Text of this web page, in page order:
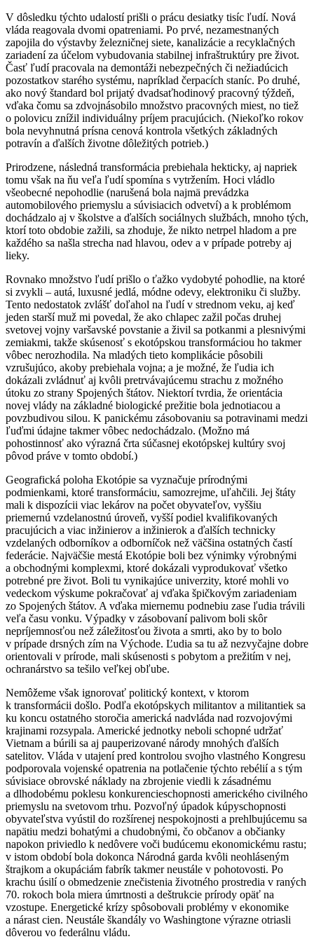
V dôsledku týchto udalostí prišli o prácu desiatky tisíc ľudí. Nová
vláda reagovala dvomi opatreniami. Po prvé, nezamestnaných
zapojila do výstavby železničnej siete, kanalizácie a recyklačných
zariadení za účelom vybudovania stabilnej infraštruktúry pre život.
Časť ľudí pracovala na demontáži nebezpečných či nežiadúcich
pozostatkov starého systému, napríklad čerpacích staníc. Po druhé,
ako nový štandard bol prijatý dvadsaťhodinový pracovný týždeň,
vďaka čomu sa zdvojnásobilo množstvo pracovných miest, no tiež
o polovicu znížil individuálny príjem pracujúcich. (Niekoľko rokov
bola nevyhnutná prísna cenová kontrola všetkých základných
potravín a ďalších životne dôležitých potrieb.)
Prirodzene, následná transformácia prebiehala hekticky, aj napriek
tomu však na ňu veľa ľudí spomína s vytržením. Hoci vládlo
všeobecné nepohodlie (narušená bola najmä prevádzka
automobilového priemyslu a súvisiacich odvetví) a k problémom
dochádzalo aj v školstve a ďalších sociálnych službách, mnoho tých,
ktorí toto obdobie zažili, sa zhoduje, že nikto netrpel hladom a pre
každého sa našla strecha nad hlavou, odev a v prípade potreby aj
lieky.
Rovnako množstvo ľudí prišlo o ťažko vydobyté pohodlie, na ktoré
si zvykli – autá, luxusné jedlá, módne odevy, elektroniku či služby.
Tento nedostatok zvlášť doľahol na ľudí v strednom veku, aj keď
jeden starší muž mi povedal, že ako chlapec zažil počas druhej
svetovej vojny varšavské povstanie a živil sa potkanmi a plesnivými
zemiakmi, takže skúsenosť s ekotópskou transformáciou ho takmer
vôbec nerozhodila. Na mladých tieto komplikácie pôsobili
vzrušujúco, akoby prebiehala vojna; a je možné, že ľudia ich
dokázali zvládnuť aj kvôli pretrvávajúcemu strachu z možného
útoku zo strany Spojených štátov. Niektorí tvrdia, že orientácia
novej vlády na základné biologické prežitie bola jednotiacou a
povzbudivou silou. K panickému zásobovaniu sa potravinami medzi
ľuďmi údajne takmer vôbec nedochádzalo. (Možno má
pohostinnosť ako výrazná črta súčasnej ekotópskej kultúry svoj
pôvod práve v tomto období.)
Geografická poloha Ekotópie sa vyznačuje prírodnými
podmienkami, ktoré transformáciu, samozrejme, uľahčili. Jej štáty
mali k dispozícii viac lekárov na počet obyvateľov, vyššiu
priemernú vzdelanostnú úroveň, vyšší podiel kvalifikovaných
pracujúcich a viac inžinierov a inžinierok a ďalších technicky
vzdelaných odborníkov a odborníčok než väčšina ostatných častí
federácie. Najväčšie mestá Ekotópie boli bez výnimky výrobnými
a obchodnými komplexmi, ktoré dokázali vyprodukovať všetko
potrebné pre život. Boli tu vynikajúce univerzity, ktoré mohli vo
vedeckom výskume pokračovať aj vďaka špičkovým zariadeniam
zo Spojených štátov. A vďaka miernemu podnebiu zase ľudia trávili
veľa času vonku. Výpadky v zásobovaní palivom boli skôr
nepríjemnosťou než záležitosťou života a smrti, ako by to bolo
v prípade drsných zím na Východe. Ľudia sa tu až nezvyčajne dobre
orientovali v prírode, mali skúsenosti s pobytom a prežitím v nej,
ochranárstvo sa tešilo veľkej obľube.
Nemôžeme však ignorovať politický kontext, v ktorom
k transformácii došlo. Podľa ekotópskych militantov a militantiek sa
ku koncu ostatného storočia americká nadvláda nad rozvojovými
krajinami rozsypala. Americké jednotky neboli schopné udržať
Vietnam a búrili sa aj pauperizované národy mnohých ďalších
satelitov. Vláda v utajení pred kontrolou svojho vlastného Kongresu
podporovala vojenské opatrenia na potlačenie týchto rebélií a s tým
súvisiace obrovské náklady na zbrojenie viedli k zásadnému
a dlhodobému poklesu konkurencieschopnosti amerického civilného
priemyslu na svetovom trhu. Pozvoľný úpadok kúpyschopnosti
obyvateľstva vyústil do rozšírenej nespokojnosti a prehlbujúcemu sa
napätiu medzi bohatými a chudobnými, čo občanov a občianky
napokon priviedlo k nedôvere voči budúcemu ekonomickému rastu;
v istom období bola dokonca Národná garda kvôli neohláseným
štrajkom a okupáciám fabrík takmer neustále v pohotovosti. Po
krachu úsilí o obmedzenie znečistenia životného prostredia v raných
70. rokoch bola miera úmrtnosti a deštrukcie prírody opäť na
vzostupe. Energetické krízy spôsobovali problémy v ekonomike
a nárast cien. Neustále škandály vo Washingtone výrazne otriasli
dôverou vo federálnu vládu.